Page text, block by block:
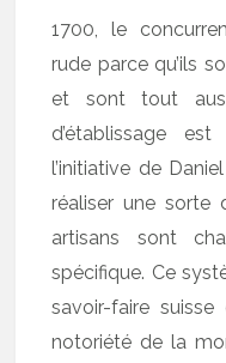
1700, le
rude parce qu’ils
et sont tout
d’établissage
l’initiative de
réaliser une sorte
artisans sont
spécifique. Ce
savoir-faire
notoriété de la